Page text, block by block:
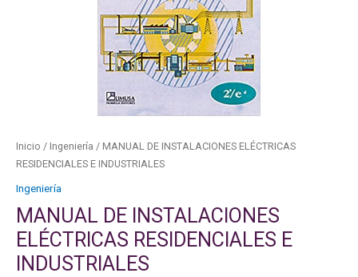
Inicio / Ingeniería / MANUAL DE INSTALACIONES ELÉCTRICAS
RESIDENCIALES E INDUSTRIALES
Ingeniería
MANUAL DE INSTALACIONES
ELÉCTRICAS RESIDENCIALES E
INDUSTRIALES